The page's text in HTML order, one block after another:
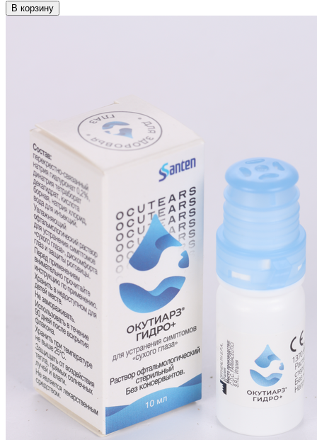
В корзину